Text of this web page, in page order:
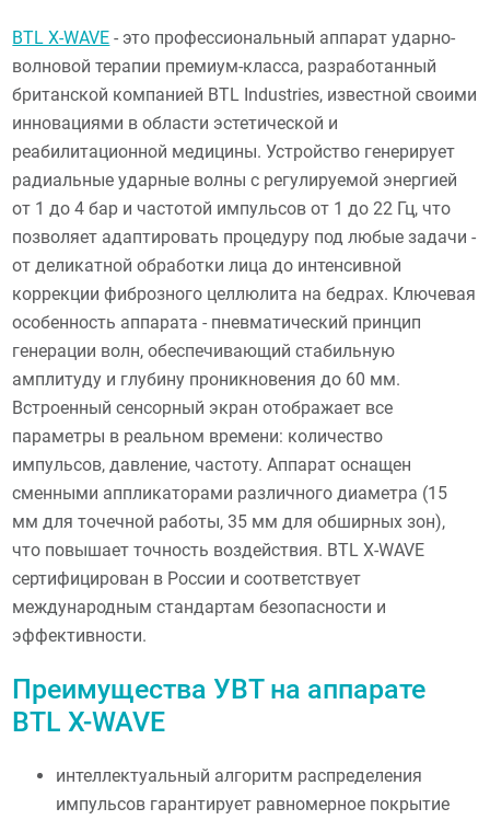
BTL X-WAVE - это профессиональный аппарат ударно-
волновой терапии премиум-класса, разработанный
британской компанией BTL Industries, известной своими
инновациями в области эстетической и
реабилитационной медицины. Устройство генерирует
радиальные ударные волны с регулируемой энергией
от 1 до 4 бар и частотой импульсов от 1 до 22 Гц, что
позволяет адаптировать процедуру под любые задачи -
от деликатной обработки лица до интенсивной
коррекции фиброзного целлюлита на бедрах. Ключевая
особенность аппарата - пневматический принцип
генерации волн, обеспечивающий стабильную
амплитуду и глубину проникновения до 60 мм.
Встроенный сенсорный экран отображает все
параметры в реальном времени: количество
импульсов, давление, частоту. Аппарат оснащен
сменными аппликаторами различного диаметра (15
мм для точечной работы, 35 мм для обширных зон),
что повышает точность воздействия. BTL X-WAVE
сертифицирован в России и соответствует
международным стандартам безопасности и
эффективности.
Преимущества УВТ на аппарате
BTL X-WAVE
интеллектуальный алгоритм распределения
импульсов гарантирует равномерное покрытие